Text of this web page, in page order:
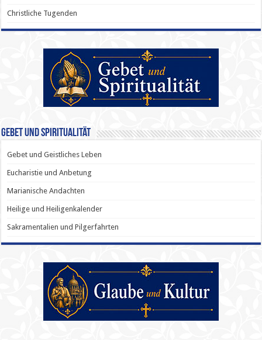
Christliche Tugenden
Gebet und Spiritualität
Gebet und Geistliches Leben
Eucharistie und Anbetung
Marianische Andachten
Heilige und Heiligenkalender
Sakramentalien und Pilgerfahrten